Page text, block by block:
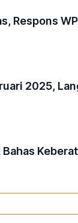
Respons
2025,